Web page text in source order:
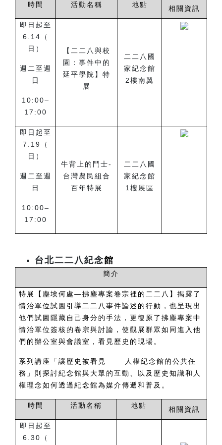
時間 活動名稱 地點 相關資訊
即日起至
6.14（
日）
週二至週
日
10:00–
17:00
【二二八與校
園：事件中的
延平學院】特
展
二二八國
家紀念館
2樓南翼
即日起至
7.19（
日）
週二至週
日
10:00–
17:00
牛背上的鬥士-
台灣農民組合
百年特展
二二八國
家紀念館
1樓展區
台北二二八紀念館
簡介
特展【塵埃何處—拂塵專案卷宗裡的二二八】揭露了
情治單位試圖引導二二八事件論述的行動，也呈現出
他們試圖隱藏自己身分的手法，更復原了拂塵專案中
情治單位簽核的卷宗與討論，使觀展群眾如同進入他
們的辦公室與會議室，看見歷史的現場。
系列講座「讓歷史被看見―― 人權紀念館的公共任
務」則探討紀念館與大眾的互動、以及歷史知識和人
權理念如何透過紀念館為媒介傳遞和普及。
時間 活動名稱 地點 相關資訊
即日起至
6.30（